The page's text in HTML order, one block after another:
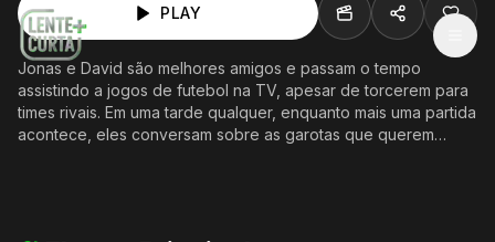
PLAY
Jonas e David são melhores amigos e passam o tempo
assistindo a jogos de futebol na TV, apesar de torcerem para
times rivais. Em uma tarde qualquer, enquanto mais uma partida
acontece, eles conversam sobre as garotas que querem